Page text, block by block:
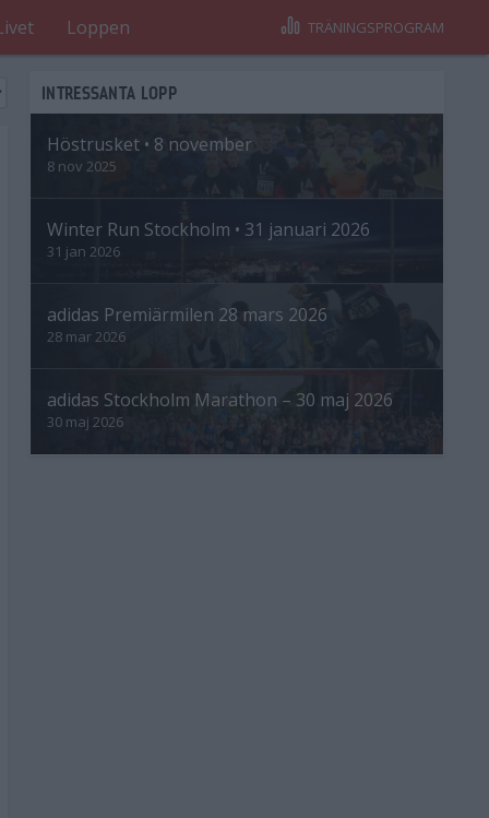
Loppen TRÄNINGSPROGRAM
INTRESSANTA LOPP
Höstrusket • 8 november
8 nov 2025
Winter Run Stockholm • 31 januari 2026
31 jan 2026
adidas Premiärmilen 28 mars 2026
28 mar 2026
adidas Stockholm Marathon – 30 maj 2026
30 maj 2026